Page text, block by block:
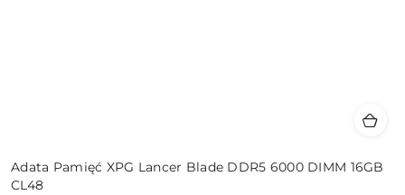
Adata Pamięć XPG Lancer Blade DDR5 6000 DIMM 16GB
CL48